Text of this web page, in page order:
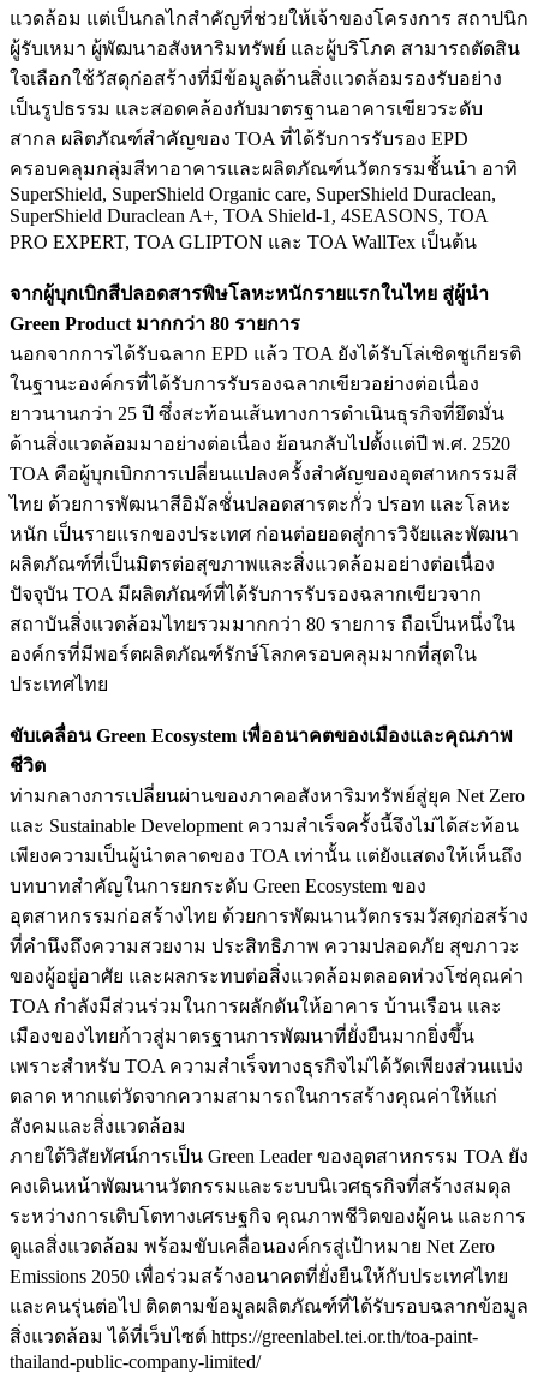
แวดล้อม แต่เป็นกลไกสำคัญที่ช่วยให้เจ้าของโครงการ สถาปนิก
ผู้รับเหมา ผู้พัฒนาอสังหาริมทรัพย์ และผู้บริโภค สามารถตัดสิน
ใจเลือกใช้วัสดุก่อสร้างที่มีข้อมูลด้านสิ่งแวดล้อมรองรับอย่าง
เป็นรูปธรรม และสอดคล้องกับมาตรฐานอาคารเขียวระดับ
สากล ผลิตภัณฑ์สำคัญของ TOA ที่ได้รับการรับรอง EPD
ครอบคลุมกลุ่มสีทาอาคารและผลิตภัณฑ์นวัตกรรมชั้นนำ อาทิ
SuperShield, SuperShield Organic care, SuperShield Duraclean,
SuperShield Duraclean A+, TOA Shield-1, 4SEASONS, TOA
PRO EXPERT, TOA GLIPTON และ TOA WallTex เป็นต้น
จากผู้บุกเบิกสีปลอดสารพิษโลหะหนักรายแรกในไทย สู่ผู้นำ
Green Product มากกว่า 80 รายการ
นอกจากการได้รับฉลาก EPD แล้ว TOA ยังได้รับโล่เชิดชูเกียรติ
ในฐานะองค์กรที่ได้รับการรับรองฉลากเขียวอย่างต่อเนื่อง
ยาวนานกว่า 25 ปี ซึ่งสะท้อนเส้นทางการดำเนินธุรกิจที่ยึดมั่น
ด้านสิ่งแวดล้อมมาอย่างต่อเนื่อง ย้อนกลับไปตั้งแต่ปี พ.ศ. 2520
TOA คือผู้บุกเบิกการเปลี่ยนแปลงครั้งสำคัญของอุตสาหกรรมสี
ไทย ด้วยการพัฒนาสีอิมัลชั่นปลอดสารตะกั่ว ปรอท และโลหะ
หนัก เป็นรายแรกของประเทศ ก่อนต่อยอดสู่การวิจัยและพัฒนา
ผลิตภัณฑ์ที่เป็นมิตรต่อสุขภาพและสิ่งแวดล้อมอย่างต่อเนื่อง
ปัจจุบัน TOA มีผลิตภัณฑ์ที่ได้รับการรับรองฉลากเขียวจาก
สถาบันสิ่งแวดล้อมไทยรวมมากกว่า 80 รายการ ถือเป็นหนึ่งใน
องค์กรที่มีพอร์ตผลิตภัณฑ์รักษ์โลกครอบคลุมมากที่สุดใน
ประเทศไทย
ขับเคลื่อน Green Ecosystem เพื่ออนาคตของเมืองและคุณภาพ
ชีวิต
ท่ามกลางการเปลี่ยนผ่านของภาคอสังหาริมทรัพย์สู่ยุค Net Zero
และ Sustainable Development ความสำเร็จครั้งนี้จึงไม่ได้สะท้อน
เพียงความเป็นผู้นำตลาดของ TOA เท่านั้น แต่ยังแสดงให้เห็นถึง
บทบาทสำคัญในการยกระดับ Green Ecosystem ของ
อุตสาหกรรมก่อสร้างไทย ด้วยการพัฒนานวัตกรรมวัสดุก่อสร้าง
ที่คำนึงถึงความสวยงาม ประสิทธิภาพ ความปลอดภัย สุขภาวะ
ของผู้อยู่อาศัย และผลกระทบต่อสิ่งแวดล้อมตลอดห่วงโซ่คุณค่า
TOA กำลังมีส่วนร่วมในการผลักดันให้อาคาร บ้านเรือน และ
เมืองของไทยก้าวสู่มาตรฐานการพัฒนาที่ยั่งยืนมากยิ่งขึ้น
เพราะสำหรับ TOA ความสำเร็จทางธุรกิจไม่ได้วัดเพียงส่วนแบ่ง
ตลาด หากแต่วัดจากความสามารถในการสร้างคุณค่าให้แก่
สังคมและสิ่งแวดล้อม
ภายใต้วิสัยทัศน์การเป็น Green Leader ของอุตสาหกรรม TOA ยัง
คงเดินหน้าพัฒนานวัตกรรมและระบบนิเวศธุรกิจที่สร้างสมดุล
ระหว่างการเติบโตทางเศรษฐกิจ คุณภาพชีวิตของผู้คน และการ
ดูแลสิ่งแวดล้อม พร้อมขับเคลื่อนองค์กรสู่เป้าหมาย Net Zero
Emissions 2050 เพื่อร่วมสร้างอนาคตที่ยั่งยืนให้กับประเทศไทย
และคนรุ่นต่อไป ติดตามข้อมูลผลิตภัณฑ์ที่ได้รับรอบฉลากข้อมูล
สิ่งแวดล้อม ได้ที่เว็บไซต์ https://greenlabel.tei.or.th/toa-paint-
thailand-public-company-limited/